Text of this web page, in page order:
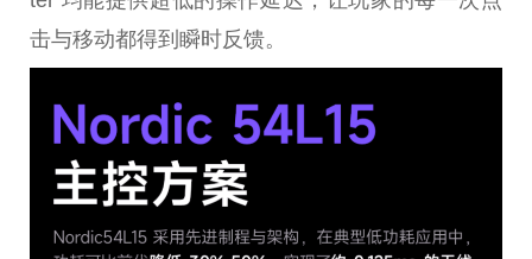
击与移动都得到瞬时反馈。